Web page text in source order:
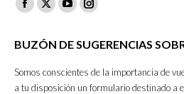
Facebook
opens
new
X
opens
new
YouTube
opens
new
Instagram
opens
in
new
BUZÓN DE SUGERENCIAS
Somos conscientes de la importancia de
a tu disposición un formulario destinado a